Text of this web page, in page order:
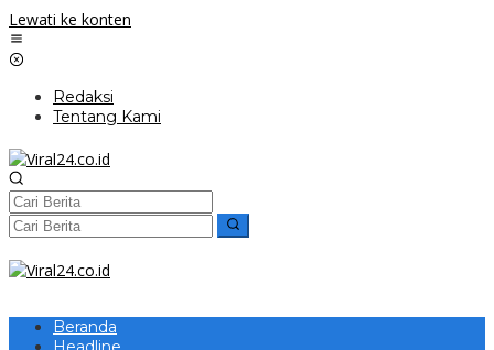
Lewati ke konten
Redaksi
Tentang Kami
Beranda